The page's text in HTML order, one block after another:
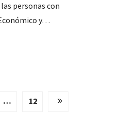
personas con
y…
… 12